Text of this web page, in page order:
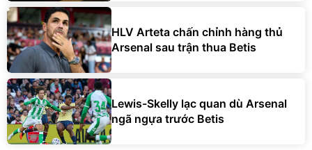
HLV Arteta chấn chỉnh hàng thủ
Arsenal sau trận thua Betis
Lewis-Skelly lạc quan dù Arsenal
ngã ngựa trước Betis